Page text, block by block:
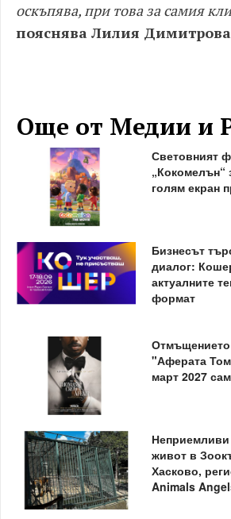
оскъпява, при това за самия
пояснява Лилия
Още от Медии и
Световният
„Кокомелън“
голям екран
Бизнесът
диалог:
актуалните
формат
Отмъщението
"Аферата
март 2027
живот в
Хасково,
Animals